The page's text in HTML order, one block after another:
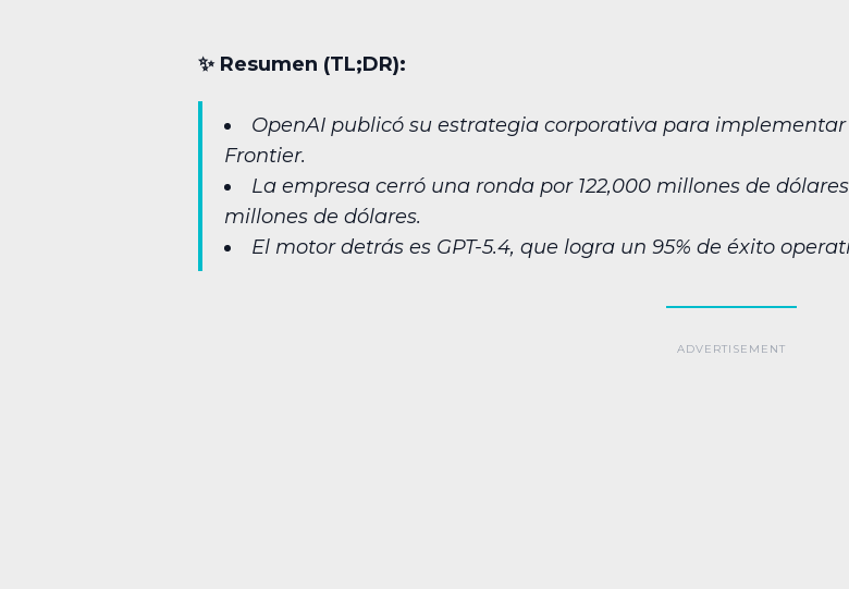
✨︎ Resumen (TL;DR):
OpenAI publicó su estrategia corporativa para
Frontier.
La empresa cerró una ronda por 122,000 millones de
millones de dólares.
El motor detrás es GPT-5.4, que logra un 95% de éxito